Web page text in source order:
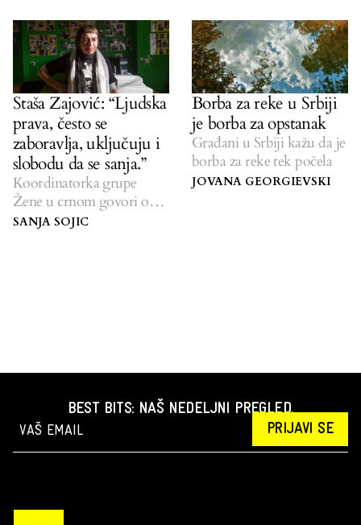
Albaniji.
Staša Zajović: “Ljudska
prava, često se
zaboravlja, uključuju i
slobodu da se sanja.”
Koordinatorka grupe
Žene u crnom govori o
izbeglicama, ratovima,
SANJA SOJIC
Borba za reke u Srbiji
je borba za opstanak
Građani u Srbiji kažu da je
borba za reke tek počela
JOVANA GEORGIEVSKI
BEST BITS: NAŠ NEDELJNI PREGLED.
PRIJAVI SE